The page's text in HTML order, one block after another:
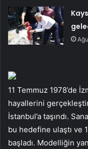
11 Temmuz 1978’de
hayallerini
İstanbul’a taşındı.
bu hedefine ulaştı ve
başladı. Modelliğin